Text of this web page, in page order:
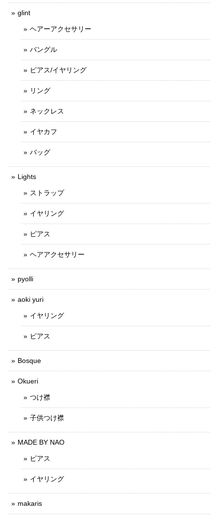
glint
ヘアーアクセサリー
バングル
ピアス/イヤリング
リング
ネックレス
イヤカフ
バッグ
Lights
ストラップ
イヤリング
ピアス
ヘアアクセサリー
pyolli
aoki yuri
イヤリング
ピアス
Bosque
Okueri
つけ襟
子供つけ襟
MADE BY NAO
ピアス
イヤリング
makaris